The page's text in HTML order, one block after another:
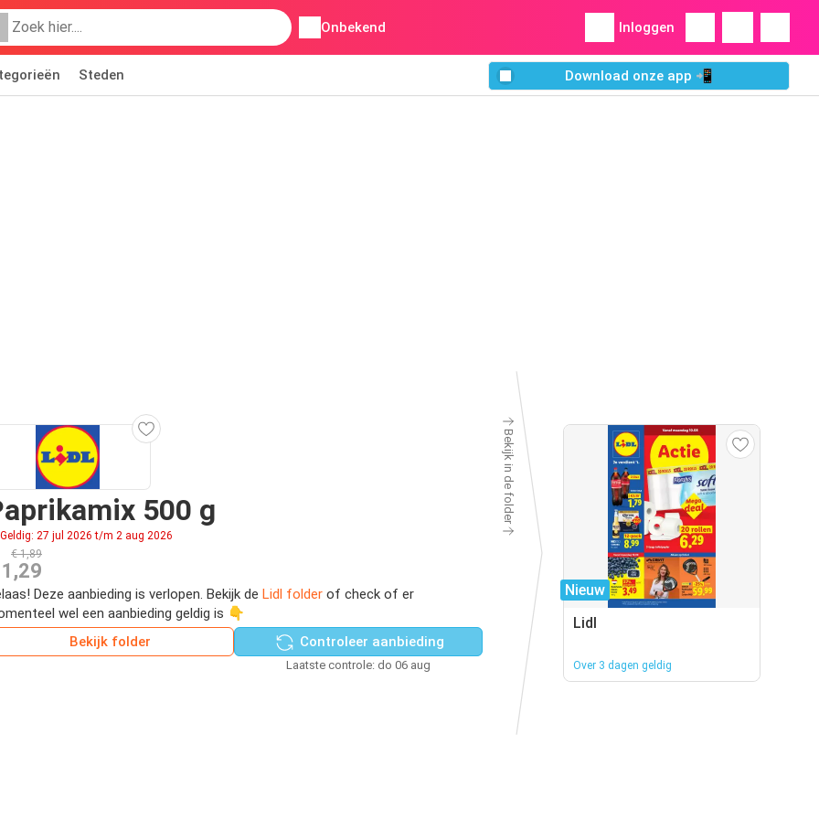
Onbekend Inloggen
Steden Download onze app 📲
500 g
27 jul 2026 t/m 2 aug 2026
€ 1,89
Deze aanbieding is verlopen. Bekijk de Lidl folder of check of er
wel een aanbieding geldig is 👇
Bekijk folder
Controleer aanbieding
Laatste controle: do 06 aug
Bekijk in de folder
Nieuw
Lidl
Over 3 dagen geldig